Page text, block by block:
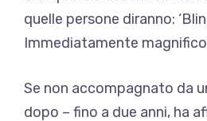
quelle persone diranno:
Immediatamente
Se non accompagnato da
dopo – fino a due anni, ha